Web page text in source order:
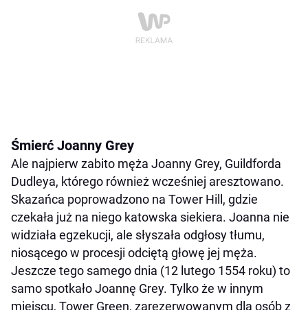
Śmierć Joanny Grey
Ale najpierw zabito męża Joanny Grey, Guildforda
Dudleya, którego również wcześniej aresztowano.
Skazańca poprowadzono na Tower Hill, gdzie
czekała już na niego katowska siekiera. Joanna nie
widziała egzekucji, ale słyszała odgłosy tłumu,
niosącego w procesji odciętą głowę jej męża.
Jeszcze tego samego dnia (12 lutego 1554 roku) to
samo spotkało Joannę Grey. Tylko że w innym
miejscu, Tower Green, zarezerwowanym dla osób z